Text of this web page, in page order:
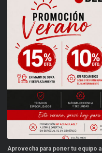
Aprovecha para poner tu equipo